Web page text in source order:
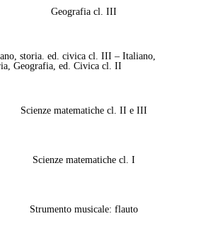
Geografia cl. III
storia. ed. civica cl. III – Italiano,
Geografia, ed. Civica cl. II
Scienze matematiche cl. II e III
Scienze matematiche cl. I
Strumento musicale: flauto